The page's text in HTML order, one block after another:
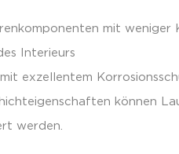
mit
Interieurs
exzellentem
können
werden.